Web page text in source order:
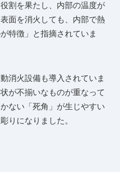
割を果たし、内部の温度が
面を消火しても、内部で熱
特徴」と指摘されていま
消火設備も導入されていま
が不揃いなものが重なって
ない「死角」が生じやすい
りになりました。